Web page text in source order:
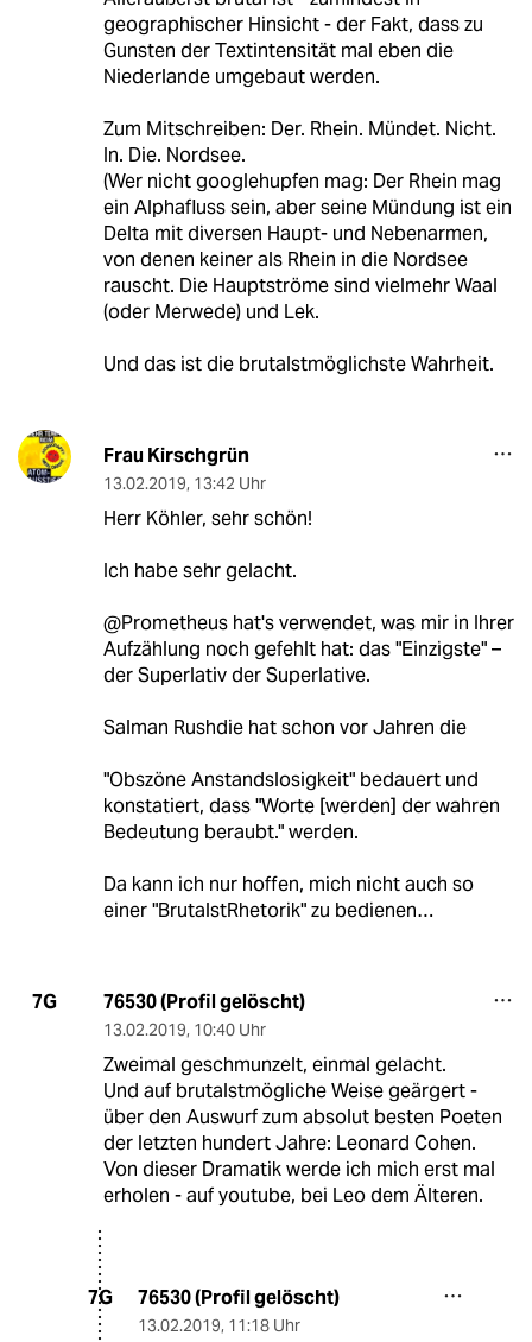
geographischer Hinsicht - der Fakt, dass zu
Gunsten der Textintensität mal eben die
Niederlande umgebaut werden.
Zum Mitschreiben: Der. Rhein. Mündet. Nicht.
In. Die. Nordsee.
(Wer nicht googlehupfen mag: Der Rhein mag
ein Alphafluss sein, aber seine Mündung ist ein
Delta mit diversen Haupt- und Nebenarmen,
von denen keiner als Rhein in die Nordsee
rauscht. Die Hauptströme sind vielmehr Waal
(oder Merwede) und Lek.
Und das ist die brutalstmöglichste Wahrheit.
Frau Kirschgrün
13.02.2019, 13:42 Uhr
Herr Köhler, sehr schön!
Ich habe sehr gelacht.
@Prometheus hat's verwendet, was mir in Ihrer
Aufzählung noch gefehlt hat: das "Einzigste" –
der Superlativ der Superlative.
Salman Rushdie hat schon vor Jahren die
"Obszöne Anstandslosigkeit" bedauert und
konstatiert, dass "Worte [werden] der wahren
Bedeutung beraubt." werden.
Da kann ich nur hoffen, mich nicht auch so
einer "BrutalstRhetorik" zu bedienen…
7G 76530 (Profil gelöscht)
13.02.2019, 10:40 Uhr
Zweimal geschmunzelt, einmal gelacht.
Und auf brutalstmögliche Weise geärgert -
über den Auswurf zum absolut besten Poeten
der letzten hundert Jahre: Leonard Cohen.
Von dieser Dramatik werde ich mich erst mal
erholen - auf youtube, bei Leo dem Älteren.
7G 76530 (Profil gelöscht)
13.02.2019, 11:18 Uhr